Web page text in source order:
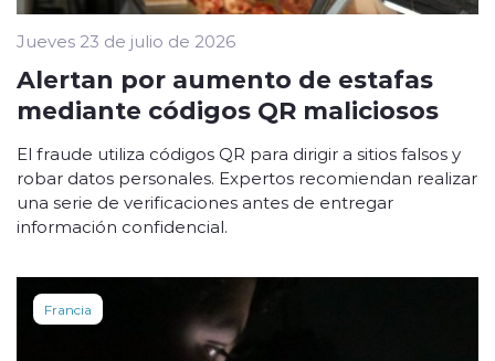
Jueves 23 de julio de 2026
Alertan por aumento de estafas
mediante códigos QR maliciosos
El fraude utiliza códigos QR para dirigir a sitios falsos y
robar datos personales. Expertos recomiendan realizar
una serie de verificaciones antes de entregar
información confidencial.
Francia